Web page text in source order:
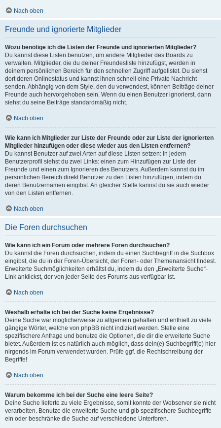
Nach oben
Freunde und ignorierte Mitglieder
Wozu benötige ich die Listen der Freunde und ignorierten Mitglieder?
Du kannst diese Listen benutzen, um andere Mitglieder des Boards zu
verwalten. Mitglieder, die du deiner Freundesliste hinzufügst, werden in
deinem persönlichen Bereich für den schnellen Zugriff aufgelistet. Du siehst
dort deren Onlinestatus und kannst ihnen schnell eine Private Nachricht
senden. Abhängig von dem Style, den du verwendest, können Beiträge deiner
Freunde auch hervorgehoben sein. Wenn du einen Benutzer ignorierst, dann
siehst du seine Beiträge standardmäßig nicht.
Nach oben
Wie kann ich Mitglieder zur Liste der Freunde oder zur Liste der ignorierten
Mitglieder hinzufügen oder diese wieder aus den Listen entfernen?
Du kannst Benutzer auf zwei Arten auf diese Listen setzen: In jedem
Benutzerprofil siehst du zwei Links: einen zum Hinzufügen zur Liste der
Freunde und einen zum Ignorieren des Benutzers. Außerdem kannst du im
persönlichen Bereich direkt Benutzer zu den Listen hinzufügen, indem du
deren Benutzernamen eingibst. An gleicher Stelle kannst du sie auch wieder
von den Listen entfernen.
Nach oben
Die Foren durchsuchen
Wie kann ich ein Forum oder mehrere Foren durchsuchen?
Du kannst die Foren durchsuchen, indem du einen Suchbegriff in die Suchbox
eingibst, die du in der Foren-Übersicht, der Foren- oder Themenansicht findest.
Erweiterte Suchmöglichkeiten erhältst du, indem du den „Erweiterte Suche“-
Link anklickst, der von jeder Seite des Forums aus verfügbar ist.
Nach oben
Weshalb erhalte ich bei der Suche keine Ergebnisse?
Deine Suche war möglicherweise zu allgemein gehalten und enthielt zu viele
gängige Wörter, welche von phpBB nicht indiziert werden. Stelle eine
spezifischere Anfrage und benutze die Optionen, die dir die erweiterte Suche
bietet. Außerdem ist es natürlich auch möglich, dass dein(e) Suchbegriff(e) hier
nirgends im Forum verwendet wurden. Prüfe ggf. die Rechtschreibung der
Begriffe!
Nach oben
Warum bekomme ich bei der Suche eine leere Seite?
Deine Suche lieferte zu viele Ergebnisse, somit konnte der Webserver sie nicht
verarbeiten. Benutze die erweiterte Suche und gib spezifischere Suchbegriffe
ein oder beschränke die Suche auf verschiedene Unterforen.